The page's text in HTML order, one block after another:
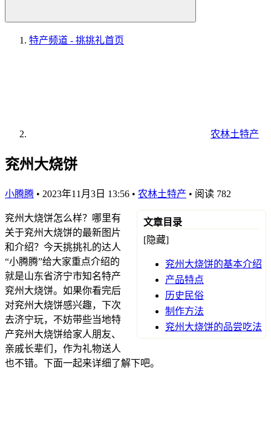
特产频道 - 挑挑礼首页
农林土特产
兖州大烧饼
小腾腾 • 2023年11月3日 13:56 • 农林土特产 • 阅读 782
文章目录
[隐藏]
兖州大烧饼的基本介绍
产品特点
历史民俗
制作方法
兖州大烧饼的品尝吃法
兖州大烧饼怎么样？哪里有
关于兖州大烧饼的最新图片
和介绍？今天挑挑礼的达人
“小腾腾”给大家重点介绍的
就是山东省济宁市知名特产
兖州大烧饼。如果你看完后
对兖州大烧饼感兴趣，下次
去济宁玩，不妨带些当地特
产兖州大烧饼给家人朋友、
亲戚长辈们，作为礼物送人
也不错。下面一起来详细了解下吧。